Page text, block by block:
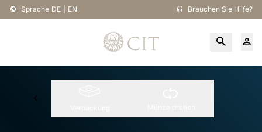
Sprache DE EN Brauchen Sie Hilfe?